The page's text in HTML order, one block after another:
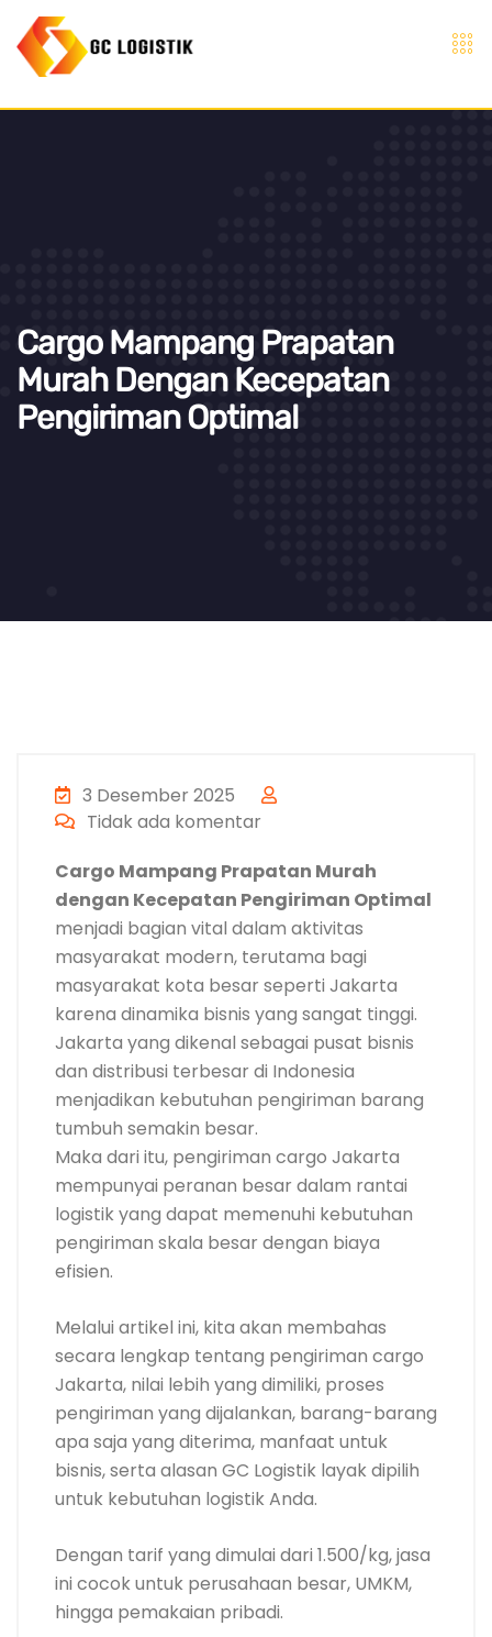
Cargo Mampang Prapatan
Murah Dengan Kecepatan
Pengiriman Optimal
3 Desember 2025
Tidak ada komentar
Cargo Mampang Prapatan Murah
dengan Kecepatan Pengiriman Optimal
menjadi bagian vital dalam aktivitas
masyarakat modern, terutama bagi
masyarakat kota besar seperti Jakarta
karena dinamika bisnis yang sangat tinggi.
Jakarta yang dikenal sebagai pusat bisnis
dan distribusi terbesar di Indonesia
menjadikan kebutuhan pengiriman barang
tumbuh semakin besar.
Maka dari itu, pengiriman cargo Jakarta
mempunyai peranan besar dalam rantai
logistik yang dapat memenuhi kebutuhan
pengiriman skala besar dengan biaya
efisien.
Melalui artikel ini, kita akan membahas
secara lengkap tentang pengiriman cargo
Jakarta, nilai lebih yang dimiliki, proses
pengiriman yang dijalankan, barang-barang
apa saja yang diterima, manfaat untuk
bisnis, serta alasan GC Logistik layak dipilih
untuk kebutuhan logistik Anda.
Dengan tarif yang dimulai dari 1.500/kg, jasa
ini cocok untuk perusahaan besar, UMKM,
hingga pemakaian pribadi.